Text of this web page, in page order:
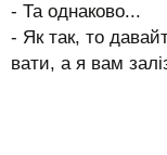
- Та однаково...
- Як так, то
вати, а я вам